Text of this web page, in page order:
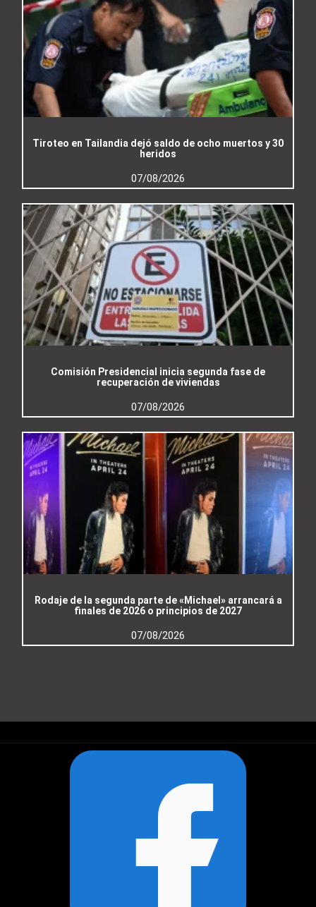
Tiroteo en Tailandia dejó saldo de ocho muertos y 30
heridos
07/08/2026
Comisión Presidencial inicia segunda fase de
recuperación de viviendas
07/08/2026
Rodaje de la segunda parte de «Michael» arrancará a
finales de 2026 o principios de 2027
07/08/2026